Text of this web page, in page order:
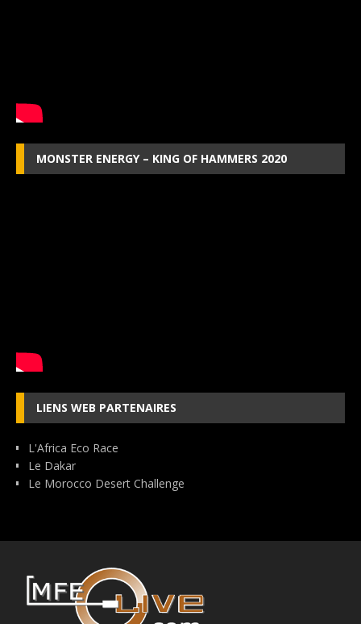
MONSTER ENERGY – KING OF HAMMERS 2020
LIENS WEB PARTENAIRES
L'Africa Eco Race
Le Dakar
Le Morocco Desert Challenge